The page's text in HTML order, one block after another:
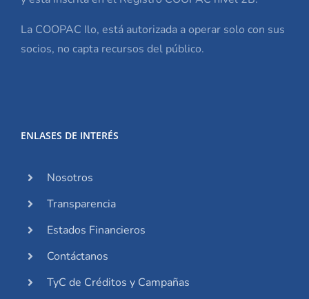
La COOPAC Ilo, está autorizada a operar solo con sus
socios, no capta recursos del público.
ENLASES DE INTERÉS
Nosotros
Transparencia
Estados Financieros
Contáctanos
TyC de Créditos y Campañas